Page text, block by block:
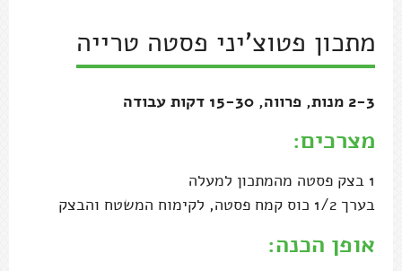
מתכון פטוצ'יני פסטה טרייה
2-3 מנות, פרווה, 15-30 דקות עבודה
מצרכים:
1 בצק פסטה מהמתכון למעלה
בערך 1/2 כוס קמח פסטה, לקימוח המשטח והבצק
אופן הכנה: